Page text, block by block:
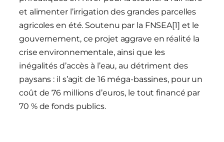
et alimenter l’irrigation des grandes parcelles
agricoles en été. Soutenu par la FNSEA[1] et le
gouvernement, ce projet aggrave en réalité la
crise environnementale, ainsi que les
inégalités d’accès à l’eau, au détriment des
paysans : il s’agit de 16 méga-bassines, pour un
coût de 76 millions d’euros, le tout financé par
70 % de fonds publics.